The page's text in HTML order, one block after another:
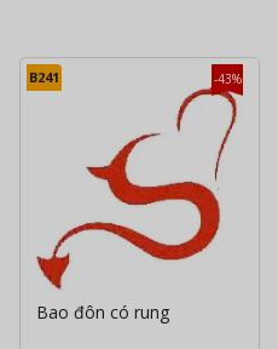
-43%
B241
Bao đôn có rung